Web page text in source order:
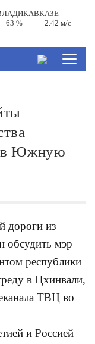
63 % 2.42 м/с
в Южную
дороги из
мэр
республики
в Цхинвали,
ТВЦ во
и Россией